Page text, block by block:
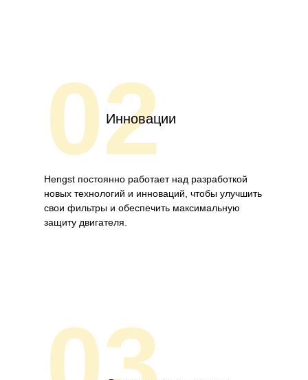
02
Инновации
Hengst постоянно работает над разработкой
новых технологий и инноваций, чтобы улучшить
свои фильтры и обеспечить максимальную
защиту двигателя.